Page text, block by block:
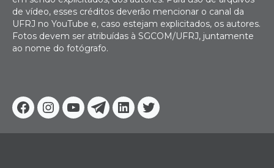
Facebook
Instagram
YoutubeTelegram
Linkedin
Twitter
de vídeo, esses créditos deverão mencionar o canal da
UFRJ no YouTube e, caso estejam explicitados, os autores.
Fotos devem ser atribuídas à SGCOM/UFRJ, juntamente
ao nome do fotógrafo.